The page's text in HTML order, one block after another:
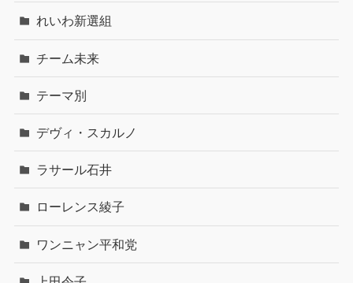
れいわ新選組
チーム未来
テーマ別
デヴィ・スカルノ
ラサール石井
ローレンス綾子
ワンニャン平和党